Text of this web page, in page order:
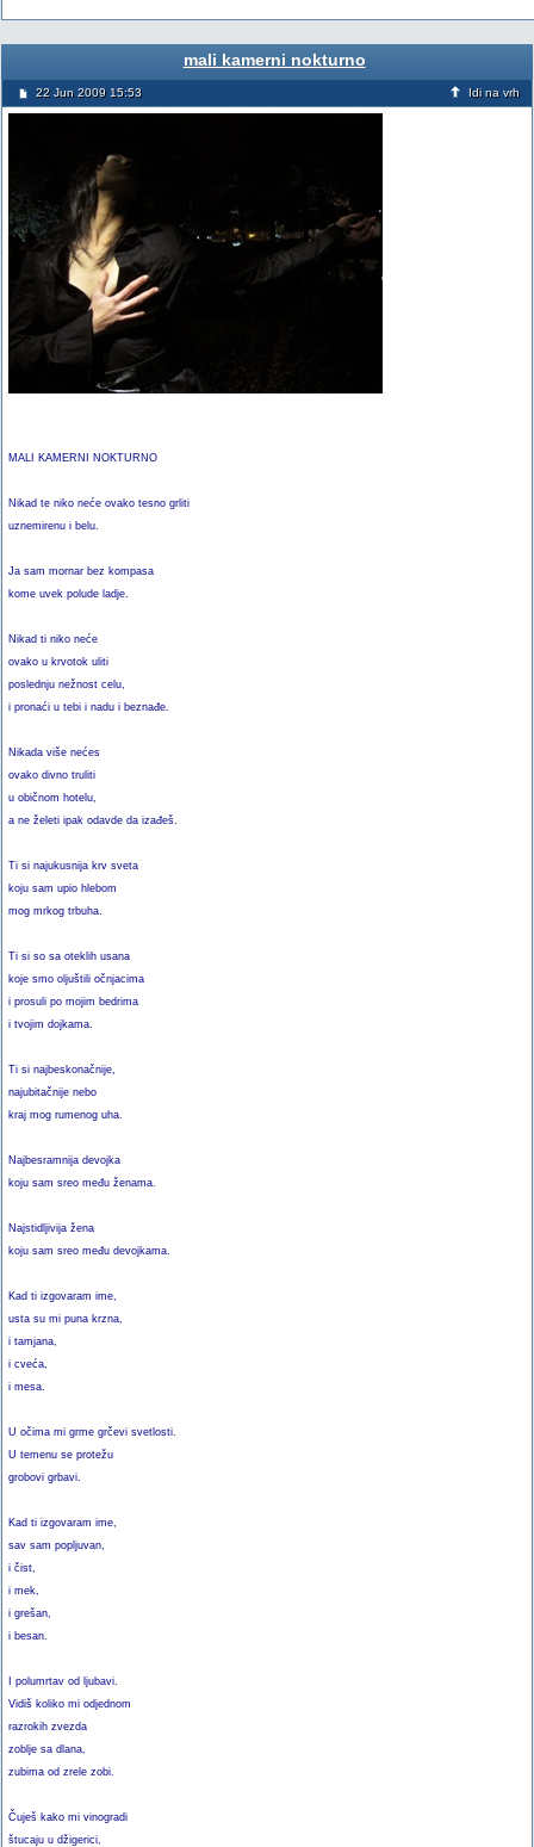
mali kamerni nokturno
22 Jun 2009 15:53 Idi na vrh
MALI KAMERNI NOKTURNO
Nikad te niko neće ovako tesno grliti
uznemirenu i belu.
Ja sam mornar bez kompasa
kome uvek polude ladje.
Nikad ti niko neće
ovako u krvotok uliti
poslednju nežnost celu,
i pronaći u tebi i nadu i beznađe.
Nikada više nećes
ovako divno truliti
u običnom hotelu,
a ne želeti ipak odavde da izađeš.
Ti si najukusnija krv sveta
koju sam upio hlebom
mog mrkog trbuha.
Ti si so sa oteklih usana
koje smo oljuštili očnjacima
i prosuli po mojim bedrima
i tvojim dojkama.
Ti si najbeskonačnije,
najubitačnije nebo
kraj mog rumenog uha.
Najbesramnija devojka
koju sam sreo među ženama.
Najstidljivija žena
koju sam sreo među devojkama.
Kad ti izgovaram ime,
usta su mi puna krzna,
i tamjana,
i cveća,
i mesa.
U očima mi grme grčevi svetlosti.
U temenu se protežu
grobovi grbavi.
Kad ti izgovaram ime,
sav sam popljuvan,
i čist,
i mek,
i grešan,
i besan.
I polumrtav od ljubavi.
Vidiš koliko mi odjednom
razrokih zvezda
zoblje sa dlana,
zubima od zrele zobi.
Čuješ kako mi vinogradi
štucaju u džigerici,